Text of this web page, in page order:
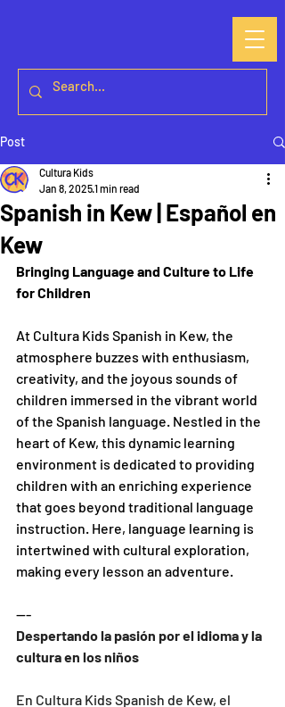
Post
Spanish in Kew | Español en
Kew
Cultura Kids
Jan 8, 20251 min read
Bringing Language and Culture to Life
for Children
At Cultura Kids Spanish in Kew, the
atmosphere buzzes with enthusiasm,
creativity, and the joyous sounds of
children immersed in the vibrant world
of the Spanish language. Nestled in the
heart of Kew, this dynamic learning
environment is dedicated to providing
children with an enriching experience
that goes beyond traditional language
instruction. Here, language learning is
intertwined with cultural exploration,
making every lesson an adventure.
---
Despertando la pasión por el idioma y la
cultura en los niños
En Cultura Kids Spanish de Kew, el